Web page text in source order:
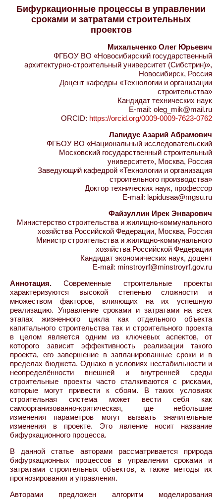
Бифуркационные процессы в управлении
сроками и затратами строительных
проектов
Михальченко Олег Юрьевич
ФГБОУ ВО «Новосибирский государственный
архитектурно-строительный университет (Сибстрин)»,
Новосибирск, Россия
Доцент кафедры «Технологии и организации
строительства»
Кандидат технических наук
E-mail: oleg_mik@mail.ru
ORCID: https://orcid.org/0009-0009-7623-0762
Лапидус Азарий Абрамович
ФГБОУ ВО «Национальный исследовательский
Московский государственный строительный
университет», Москва, Россия
Заведующий кафедрой «Технологии и организация
строительного производства»
Доктор технических наук, профессор
E-mail: lapidusaa@mgsu.ru
Файзуллин Ирек Энварович
Министерство строительства и жилищно-коммунального
хозяйства Российской Федерации, Москва, Россия
Министр строительства и жилищно-коммунального
хозяйства Российской Федерации
Кандидат экономических наук, доцент
E-mail: minstroyrf@minstroyrf.gov.ru
Аннотация. Современные строительные проекты
характеризуются высокой степенью сложности и
множеством факторов, влияющих на их успешную
реализацию. Управление сроками и затратами на всех
этапах жизненного цикла как отдельного объекта
капитального строительства так и строительного проекта
в целом является одним из ключевых аспектов, от
которого зависит эффективность реализации такого
проекта, его завершение в запланированные сроки и в
пределах бюджета. Однако в условиях нестабильности и
неопределённости внешней и внутренней среды
строительные проекты часто сталкиваются с рисками,
которые могут привести к сбоям. В таких условиях
строительная система может вести себя как
самоорганизованно-критическая, где небольшие
изменения параметров могут вызвать значительные
изменения в проекте. Это явление носит название
бифуркационного процесса.
В данной статье авторами рассматривается природа
бифуркационных процессов в управлении сроками и
затратами строительных объектов, а также методы их
прогнозирования и управления.
Авторами предложен алгоритм моделирования